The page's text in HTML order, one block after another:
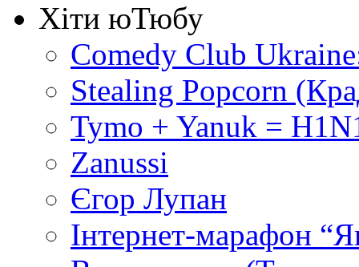
Хіти юТюбу
Comedy Club
Stealing Popcorn
Tymo + Yanuk =
Zanussi
Єгор Лупан
Інтернет-марафон